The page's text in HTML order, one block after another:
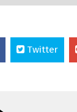
Twitter